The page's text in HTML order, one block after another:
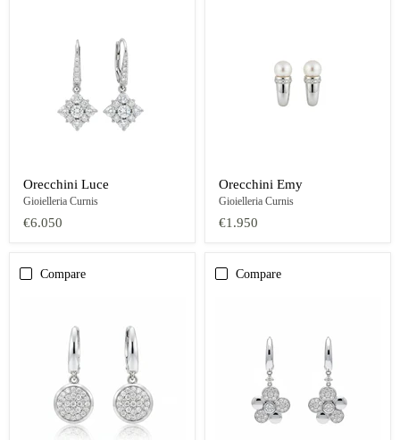
Orecchini Luce
Gioielleria Curnis
€6.050
Orecchini Emy
Gioielleria Curnis
€1.950
Compare Compare